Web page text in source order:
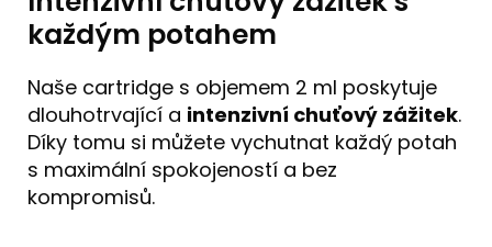
každým potahem
Naše cartridge s objemem 2 ml poskytuje
dlouhotrvající a intenzivní chuťový zážitek.
Díky tomu si můžete vychutnat každý potah
s maximální spokojeností a bez
kompromisů.